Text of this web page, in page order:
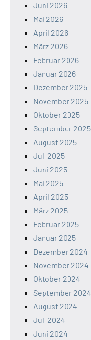
Juni 2026
Mai 2026
April 2026
März 2026
Februar 2026
Januar 2026
Dezember 2025
November 2025
Oktober 2025
September 2025
August 2025
Juli 2025
Juni 2025
Mai 2025
April 2025
März 2025
Februar 2025
Januar 2025
Dezember 2024
November 2024
Oktober 2024
September 2024
August 2024
Juli 2024
Juni 2024